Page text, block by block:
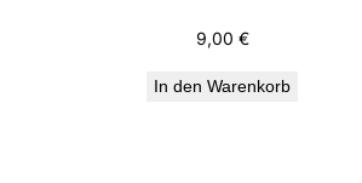
9,00 €
In den Warenkorb